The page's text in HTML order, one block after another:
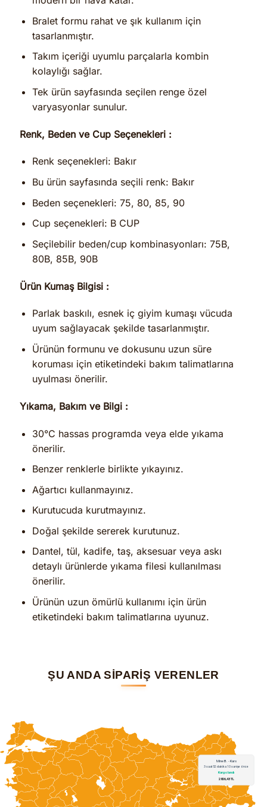
Bralet formu rahat ve şık kullanım için
tasarlanmıştır.
Takım içeriği uyumlu parçalarla kombin
kolaylığı sağlar.
Tek ürün sayfasında seçilen renge özel
varyasyonlar sunulur.
Renk, Beden ve Cup Seçenekleri :
Renk seçenekleri: Bakır
Bu ürün sayfasında seçili renk: Bakır
Beden seçenekleri: 75, 80, 85, 90
Cup seçenekleri: B CUP
Seçilebilir beden/cup kombinasyonları: 75B,
80B, 85B, 90B
Ürün Kumaş Bilgisi :
Parlak baskılı, esnek iç giyim kumaşı vücuda
uyum sağlayacak şekilde tasarlanmıştır.
Ürünün formunu ve dokusunu uzun süre
koruması için etiketindeki bakım talimatlarına
uyulması önerilir.
Yıkama, Bakım ve Bilgi :
30°C hassas programda veya elde yıkama
önerilir.
Benzer renklerle birlikte yıkayınız.
Ağartıcı kullanmayınız.
Kurutucuda kurutmayınız.
Doğal şekilde sererek kurutunuz.
Dantel, tül, kadife, taş, aksesuar veya askı
detaylı ürünlerde yıkama filesi kullanılması
önerilir.
Ürünün uzun ömürlü kullanımı için ürün
etiketindeki bakım talimatlarına uyunuz.
ŞU ANDA SİPARİŞ VERENLER